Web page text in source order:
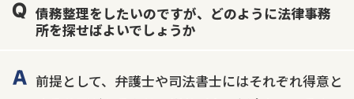
個人再生
時効援用
過払い金返還請求
会社破産・法人破産
住宅ローン
債務整理をしたいのですが、どのように法律事務
所を探せばよいでしょうか
前提として、弁護士や司法書士にはそれぞれ得意と